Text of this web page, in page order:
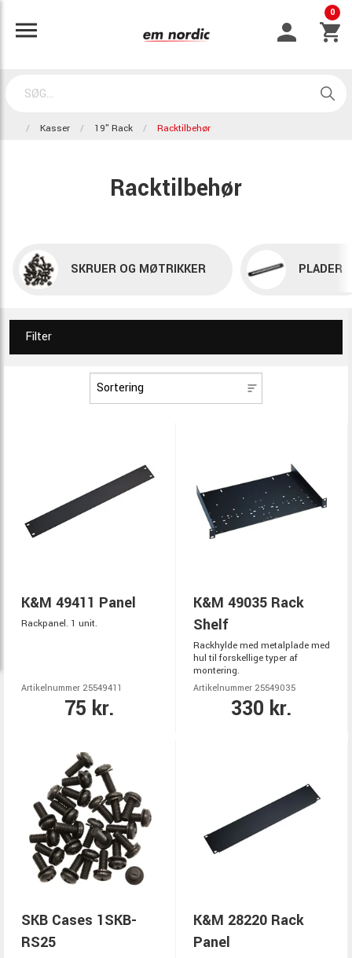
0
Kasser 19" Rack Racktilbehør
Racktilbehør
SKRUER OG MØTRIKKER PLADER
Filter
K&M 49411 Panel
Rackpanel. 1 unit.
Artikelnummer 25549411
75 kr.
K&M 49035 Rack
Shelf
Rackhylde med metalplade med
hul til forskellige typer af
montering.
Artikelnummer 25549035
330 kr.
SKB Cases 1SKB-
RS25
K&M 28220 Rack
Panel